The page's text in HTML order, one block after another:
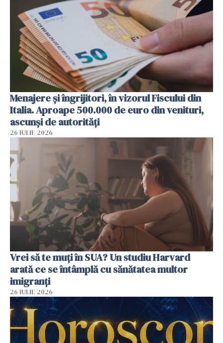
Menajere și îngrijitori, în vizorul Fiscului din
Italia. Aproape 500.000 de euro din venituri,
ascunși de autorități
26 IULIE 2026
Vrei să te muți în SUA? Un studiu Harvard
arată ce se întâmplă cu sănătatea multor
imigranți
26 IULIE 2026